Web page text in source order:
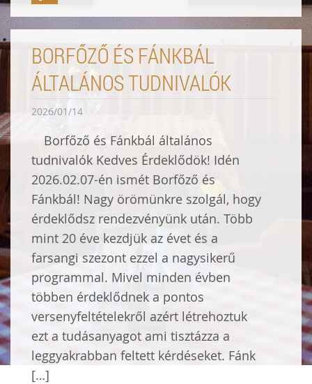
BORFŐZŐ ÉS FÁNKBÁL
ÁLTALÁNOS TUDNIVALÓK
2026/01/14
Borfőző és Fánkbál általános
tudnivalók Kedves Érdeklődök! Idén
2026.02.07-én ismét Borfőző és
Fánkbál! Nagy örömünkre szolgál, hogy
érdeklődsz rendezvényünk után. Több
mint 20 éve kezdjük az évet és a
farsangi szezont ezzel a nagysikerű
programmal. Mivel minden évben
többen érdeklődnek a pontos
versenyfeltételekről azért létrehoztuk
ezt a tudásanyagot ami tisztázza a
leggyakrabban feltett kérdéseket. Fánk
[…]